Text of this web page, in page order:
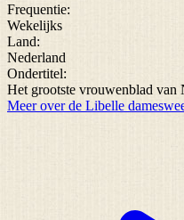
Frequentie:
Wekelijks
Land:
Nederland
Ondertitel:
Het grootste vrouwenblad van
Meer over de Libelle